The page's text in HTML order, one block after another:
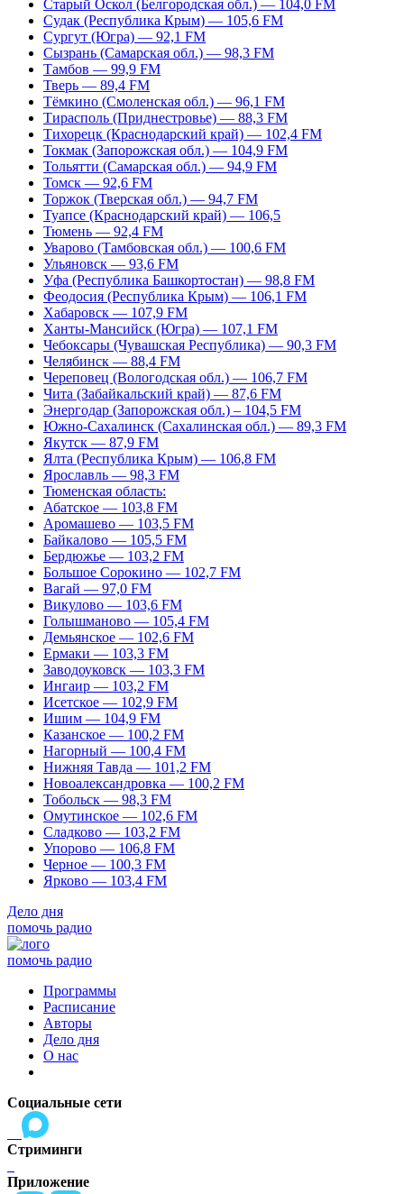
Старый Оскол (Белгородская обл.) — 104,0 FM
Судак (Республика Крым) — 105,6 FM
Сургут (Югра) — 92,1 FM
Сызрань (Самарская обл.) — 98,3 FM
Тамбов — 99,9 FM
Тверь — 89,4 FM
Тёмкино (Смоленская обл.) — 96,1 FM
Тирасполь (Приднестровье) — 88,3 FM
Тихорецк (Краснодарский край) — 102,4 FM
Токмак (Запорожская обл.) — 104,9 FM
Тольятти (Самарская обл.) — 94,9 FM
Томск — 92,6 FM
Торжок (Тверская обл.) — 94,7 FM
Туапсе (Краснодарский край) — 106,5
Тюмень — 92,4 FM
Уварово (Тамбовская обл.) — 100,6 FM
Ульяновск — 93,6 FM
Уфа (Республика Башкортостан) — 98,8 FM
Феодосия (Республика Крым) — 106,1 FM
Хабаровск — 107,9 FM
Ханты-Мансийск (Югра) — 107,1 FM
Чебоксары (Чувашская Республика) — 90,3 FM
Челябинск — 88,4 FM
Череповец (Вологодская обл.) — 106,7 FM
Чита (Забайкальский край) — 87,6 FM
Энергодар (Запорожская обл.) – 104,5 FM
Южно-Сахалинск (Сахалинская обл.) — 89,3 FM
Якутск — 87,9 FM
Ялта (Республика Крым) — 106,8 FM
Ярославль — 98,3 FM
Тюменская область:
Абатское — 103,8 FM
Аромашево — 103,5 FM
Байкалово — 105,5 FM
Бердюжье — 103,2 FM
Большое Сорокино — 102,7 FM
Вагай — 97,0 FM
Викулово — 103,6 FM
Голышманово — 105,4 FM
Демьянское — 102,6 FM
Ермаки — 103,3 FM
Заводоуковск — 103,3 FM
Ингаир — 103,2 FM
Исетское — 102,9 FM
Ишим — 104,9 FM
Казанское — 100,2 FM
Нагорный — 100,4 FM
Нижняя Тавда — 101,2 FM
Новоалександровка — 100,2 FM
Тобольск — 98,3 FM
Омутинское — 102,6 FM
Сладково — 103,2 FM
Упорово — 106,8 FM
Черное — 100,3 FM
Ярково — 103,4 FM
Дело дня
помочь радио
помочь радио
Программы
Расписание
Авторы
Дело дня
О нас
Социальные сети
Стриминги
Приложение